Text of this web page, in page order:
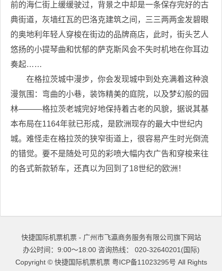
前的海仁街上缓缓驶过，背景之中却是一条保存完好的古
典街道，灰墙红瓦的巴洛克建筑之间，三三两两金发碧眼
的奥地利年轻人穿梭在街边的品牌商店，此时，街头艺人
悠扬的小提琴曲和忧郁的萨克斯风会不失时机地在你耳边
奏起……
在格拉茨城中漫步，你会发现城中到处充满着这种浪
漫氛围：弯曲的小巷，装饰精美的庭院，以及梦幻般的园
林———格拉茨老城完好地保持着古老的风貌，据说其基
本布局在1164年就已形成，是欧洲现存的最大中世纪内
城。难怪走在格拉茨的狭窄街道上，很容易产生时光倒流
的错觉。要不是随处可见的彩喷大幅内衣广告和穿梭来往
的各式新款轿车，还真以为回到了18世纪的欧洲！
快捷国际机票机票 - 广州市飞瀛商务服务有限公司旗下网站
办公时间：9:00～18:00 咨询热线： 020-32640201(国际)
Copyright © 快捷国际机票机票 粤ICP备11023295号 All Rights